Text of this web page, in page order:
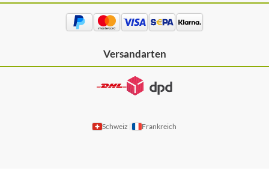
Versandarten
Schweiz Frankreich